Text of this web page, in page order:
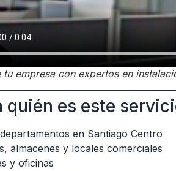
tu empresa con expertos en
quién es este
en Santiago Centro
almacenes y locales comerciales
y oficinas